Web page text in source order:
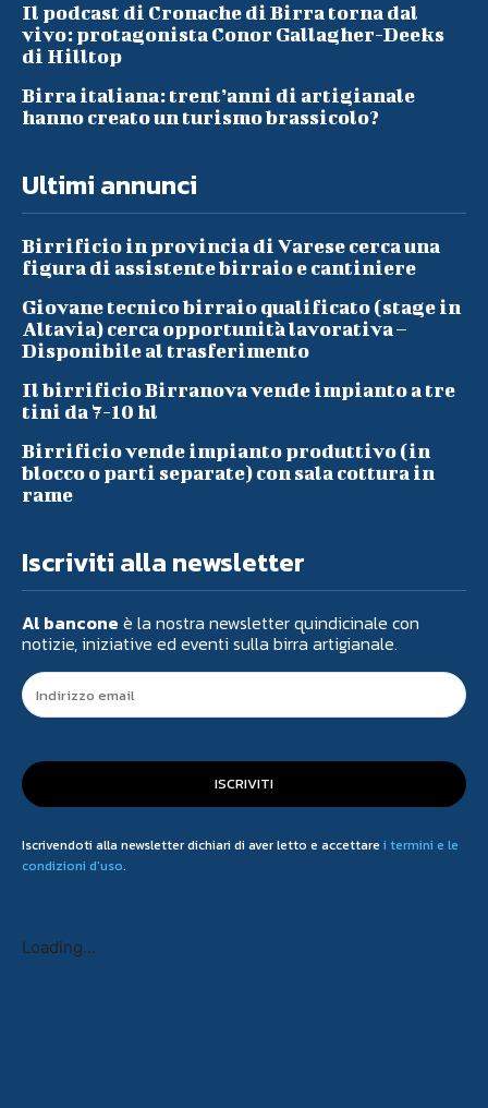
Il podcast di Cronache di Birra torna dal
vivo: protagonista Conor Gallagher-Deeks
di Hilltop
Birra italiana: trent’anni di artigianale
hanno creato un turismo brassicolo?
Ultimi annunci
Birrificio in provincia di Varese cerca una
figura di assistente birraio e cantiniere
Giovane tecnico birraio qualificato (stage in
Altavia) cerca opportunità lavorativa –
Disponibile al trasferimento
Il birrificio Birranova vende impianto a tre
tini da 7-10 hl
Birrificio vende impianto produttivo (in
blocco o parti separate) con sala cottura in
rame
Iscriviti alla newsletter
Al bancone è la nostra newsletter quindicinale con
notizie, iniziative ed eventi sulla birra artigianale.
ISCRIVITI
Iscrivendoti alla newsletter dichiari di aver letto e accettare i termini e le
condizioni d'uso.
Loading...